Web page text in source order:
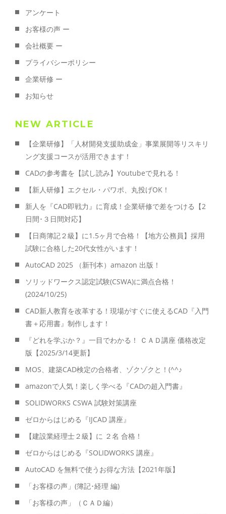
アンケート
お客様の声 ー
会社概要 ー
プライバシーポリシー
企業研修 ー
お知らせ
NEW ARTICLE
【企業研修】「人材開発支援助成金」事業展開等リスキリ
ング支援コースが活用できます！
CADの参考書を【試し読み】Youtubeで見れる！
【新人研修】エクセル・パワポ、丸投げOK！
新人を『CAD即戦力』に育成！企業研修で差をつける【2
日間･３日間対応】
【日商簿記２級】に1.5ヶ月で合格！【地方公務員】採用
試験に合格した20代女性がいます！
AutoCAD 2025 （新刊本）amazon 出版！
ソリッドワークス認定試験(CSWA)に満点合格！
(2024/10/25)
CAD新人教育を改革する！現場がすぐに使えるCAD『入門
書＋応用書』制作します！
『どれを学ぶか？』一目でわかる！ ＣＡＤ講座 価格改定
版【2025/3/14更新】
MOS、建築CAD検定の合格者、ゾクゾクと！(^^♪
amazonで人気！楽しく学べる『CADの超入門書』
SOLIDWORKS CSWA 試験対策講座
ゼロからはじめる『IJCAD 講座』
【建設業経理士２級】に ２名 合格！
ゼロからはじめる『SOLIDWORKS 講座』
AutoCAD を無料で使うお得な方法【2021年版】
「お客様の声」(簿記･経理 編)
「お客様の声」（ＣＡＤ編）